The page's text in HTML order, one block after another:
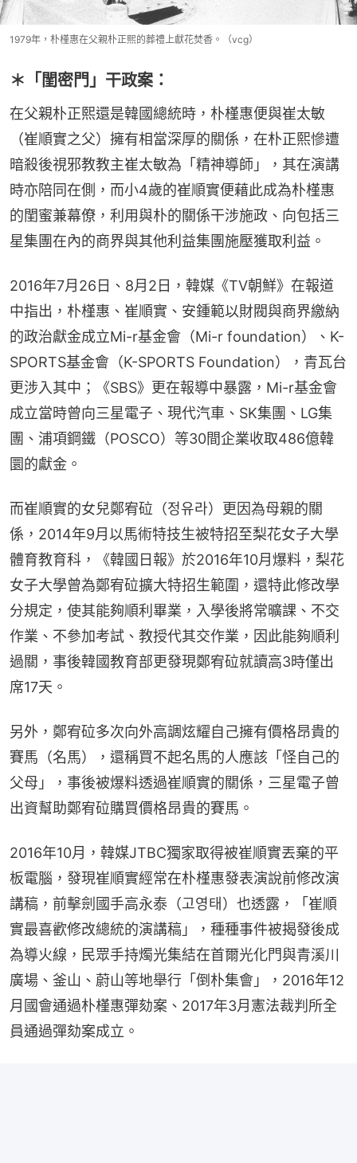
1979年，朴槿惠在父親朴正熙的葬禮上獻花焚香。（vcg）
＊「閨密門」干政案：
在父親朴正熙還是韓國總統時，朴槿惠便與崔太敏
（崔順實之父）擁有相當深厚的關係，在朴正熙慘遭
暗殺後視邪教教主崔太敏為「精神導師」，其在演講
時亦陪同在側，而小4歲的崔順實便藉此成為朴槿惠
的閨蜜兼幕僚，利用與朴的關係干涉施政、向包括三
星集團在內的商界與其他利益集團施壓獲取利益。
2016年7月26日、8月2日，韓媒《TV朝鮮》在報道
中指出，朴槿惠、崔順實、安鍾範以財閥與商界繳納
的政治獻金成立Mi-r基金會（Mi-r foundation）、K-
SPORTS基金會（K-SPORTS Foundation），青瓦台
更涉入其中；《SBS》更在報導中暴露，Mi-r基金會
成立當時曾向三星電子、現代汽車、SK集團、LG集
團、浦項鋼鐵（POSCO）等30間企業收取486億韓
圜的獻金。
而崔順實的女兒鄭宥砬（정유라）更因為母親的關
係，2014年9月以馬術特技生被特招至梨花女子大學
體育教育科，《韓國日報》於2016年10月爆料，梨花
女子大學曾為鄭宥砬擴大特招生範圍，還特此修改學
分規定，使其能夠順利畢業，入學後將常曠課、不交
作業、不參加考試、教授代其交作業，因此能夠順利
過關，事後韓國教育部更發現鄭宥砬就讀高3時僅出
席17天。
另外，鄭宥砬多次向外高調炫耀自己擁有價格昂貴的
賽馬（名馬），還稱買不起名馬的人應該「怪自己的
父母」，事後被爆料透過崔順實的關係，三星電子曾
出資幫助鄭宥砬購買價格昂貴的賽馬。
2016年10月，韓媒JTBC獨家取得被崔順實丟棄的平
板電腦，發現崔順實經常在朴槿惠發表演說前修改演
講稿，前擊劍國手高永泰（고영태）也透露，「崔順
實最喜歡修改總統的演講稿」，種種事件被揭發後成
為導火線，民眾手持燭光集結在首爾光化門與青溪川
廣場、釜山、蔚山等地舉行「倒朴集會」，2016年12
月國會通過朴槿惠彈劾案、2017年3月憲法裁判所全
員通過彈劾案成立。